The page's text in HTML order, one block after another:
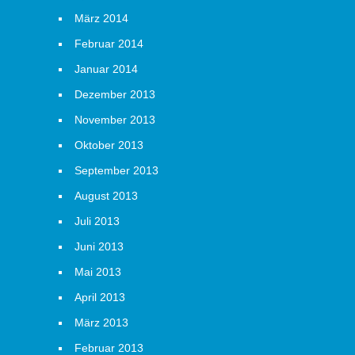
März 2014
Februar 2014
Januar 2014
Dezember 2013
November 2013
Oktober 2013
September 2013
August 2013
Juli 2013
Juni 2013
Mai 2013
April 2013
März 2013
Februar 2013